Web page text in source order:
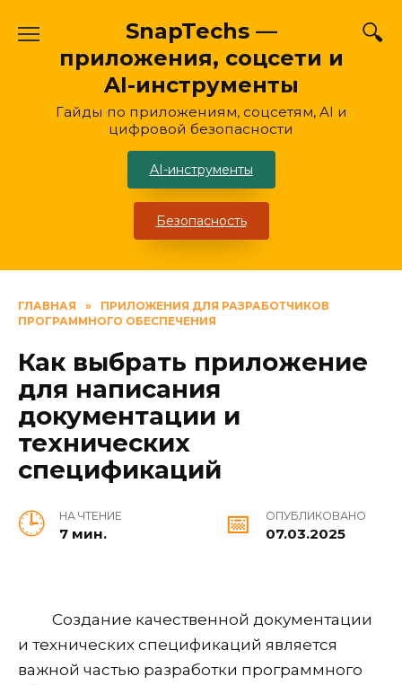
содержанию
SnapTechs —
приложения, соцсети и
AI-инструменты
Гайды по приложениям, соцсетям, AI и
цифровой безопасности
AI-инструменты
Безопасность
ГЛАВНАЯ »
ПРИЛОЖЕНИЯ ДЛЯ РАЗРАБОТЧИКОВ
ПРОГРАММНОГО ОБЕСПЕЧЕНИЯ
Как выбрать приложение
для написания
документации и
технических
спецификаций
НА ЧТЕНИЕ
7 мин.
ОПУБЛИКОВАНО
07.03.2025
Создание качественной документации
и технических спецификаций является
важной частью разработки программного